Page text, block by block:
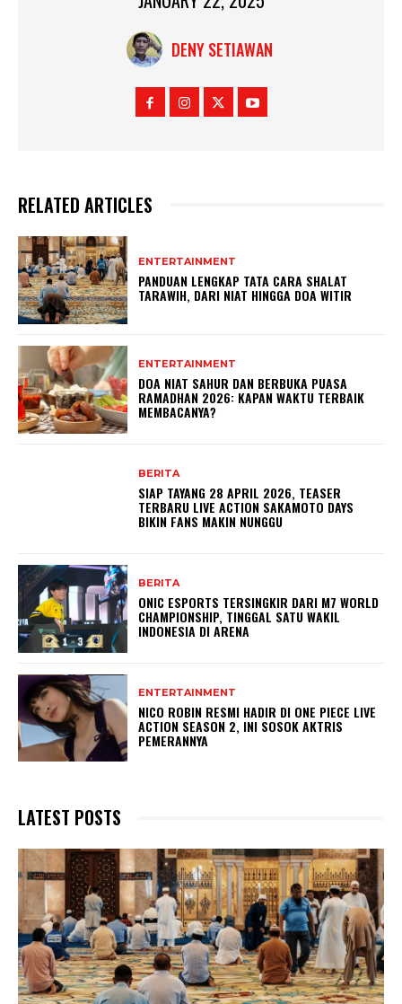
DENY SETIAWAN
RELATED ARTICLES
ENTERTAINMENT
PANDUAN LENGKAP TATA CARA SHALAT
TARAWIH, DARI NIAT HINGGA DOA WITIR
ENTERTAINMENT
DOA NIAT SAHUR DAN BERBUKA PUASA
RAMADHAN 2026: KAPAN WAKTU TERBAIK
MEMBACANYA?
BERITA
SIAP TAYANG 28 APRIL 2026, TEASER
TERBARU LIVE ACTION SAKAMOTO DAYS
BIKIN FANS MAKIN NUNGGU
BERITA
ONIC ESPORTS TERSINGKIR DARI M7 WORLD
CHAMPIONSHIP, TINGGAL SATU WAKIL
INDONESIA DI ARENA
ENTERTAINMENT
NICO ROBIN RESMI HADIR DI ONE PIECE LIVE
ACTION SEASON 2, INI SOSOK AKTRIS
PEMERANNYA
LATEST POSTS